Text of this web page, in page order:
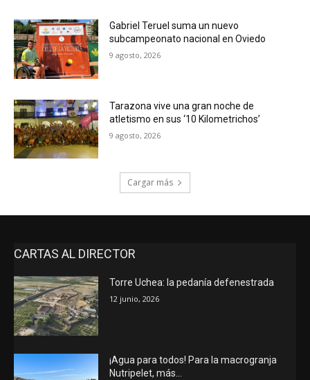
Gabriel Teruel suma un nuevo
subcampeonato nacional en Oviedo
9 agosto, 2026
Tarazona vive una gran noche de
atletismo en sus ‘10 Kilometrichos’
9 agosto, 2026
Cargar más
CARTAS AL DIRECTOR
Torre Uchea: la pedanía defenestrada
12 junio, 2026
¡Agua para todos! Para la macrogranja
Nutripelet, más…